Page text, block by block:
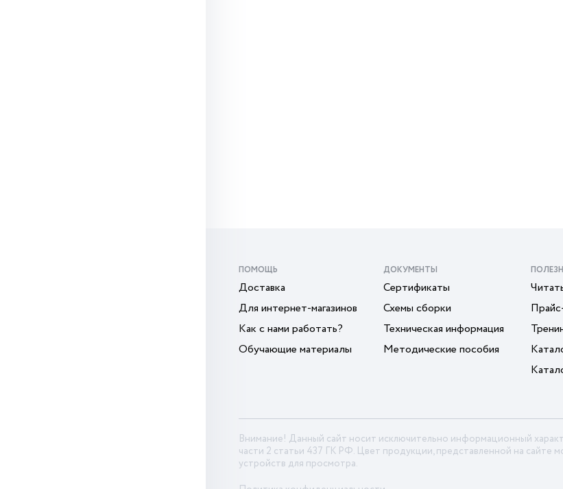
ПОМОЩЬ
Доставка
Для интернет-магазинов
Как с нами работать?
Обучающие материалы
ДОКУМЕНТЫ
Сертификаты
Схемы сборки
Техническая информация
Методические пособия
Внимание! Данный сайт носит исключительно информационный
части 2 статьи 437 ГК РФ. Цвет продукции, представленной на сайте
устройств для просмотра.